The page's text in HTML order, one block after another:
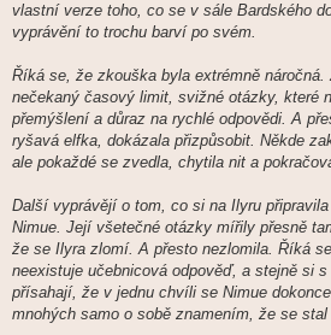
e
k
vlastní verze toho, co se v sále Bardského
vyprávění to trochu barví po svém.
Říká se, že zkouška byla extrémně náročná.
nečekaný časový limit, svižné otázky, které
přemýšlení a důraz na rychlé odpovědi. A
ryšavá elfka, dokázala přizpůsobit. Někde
ale pokaždé se zvedla, chytila nit a
Další vyprávějí o tom, co si na Ilyru
Nimue. Její všetečné otázky mířily přesně
že se Ilyra zlomí. A přesto nezlomila. Říká
neexistuje učebnicová odpověď, a stejně si
přísahají, že v jednu chvíli se Nimue
mnohých samo o sobě znamením, že se stal